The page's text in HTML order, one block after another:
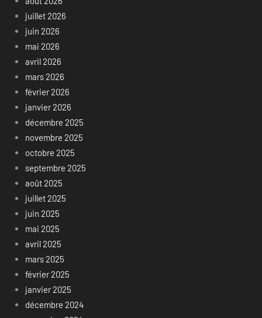
juillet 2026
juin 2026
mai 2026
avril 2026
mars 2026
février 2026
janvier 2026
décembre 2025
novembre 2025
octobre 2025
septembre 2025
août 2025
juillet 2025
juin 2025
mai 2025
avril 2025
mars 2025
février 2025
janvier 2025
décembre 2024